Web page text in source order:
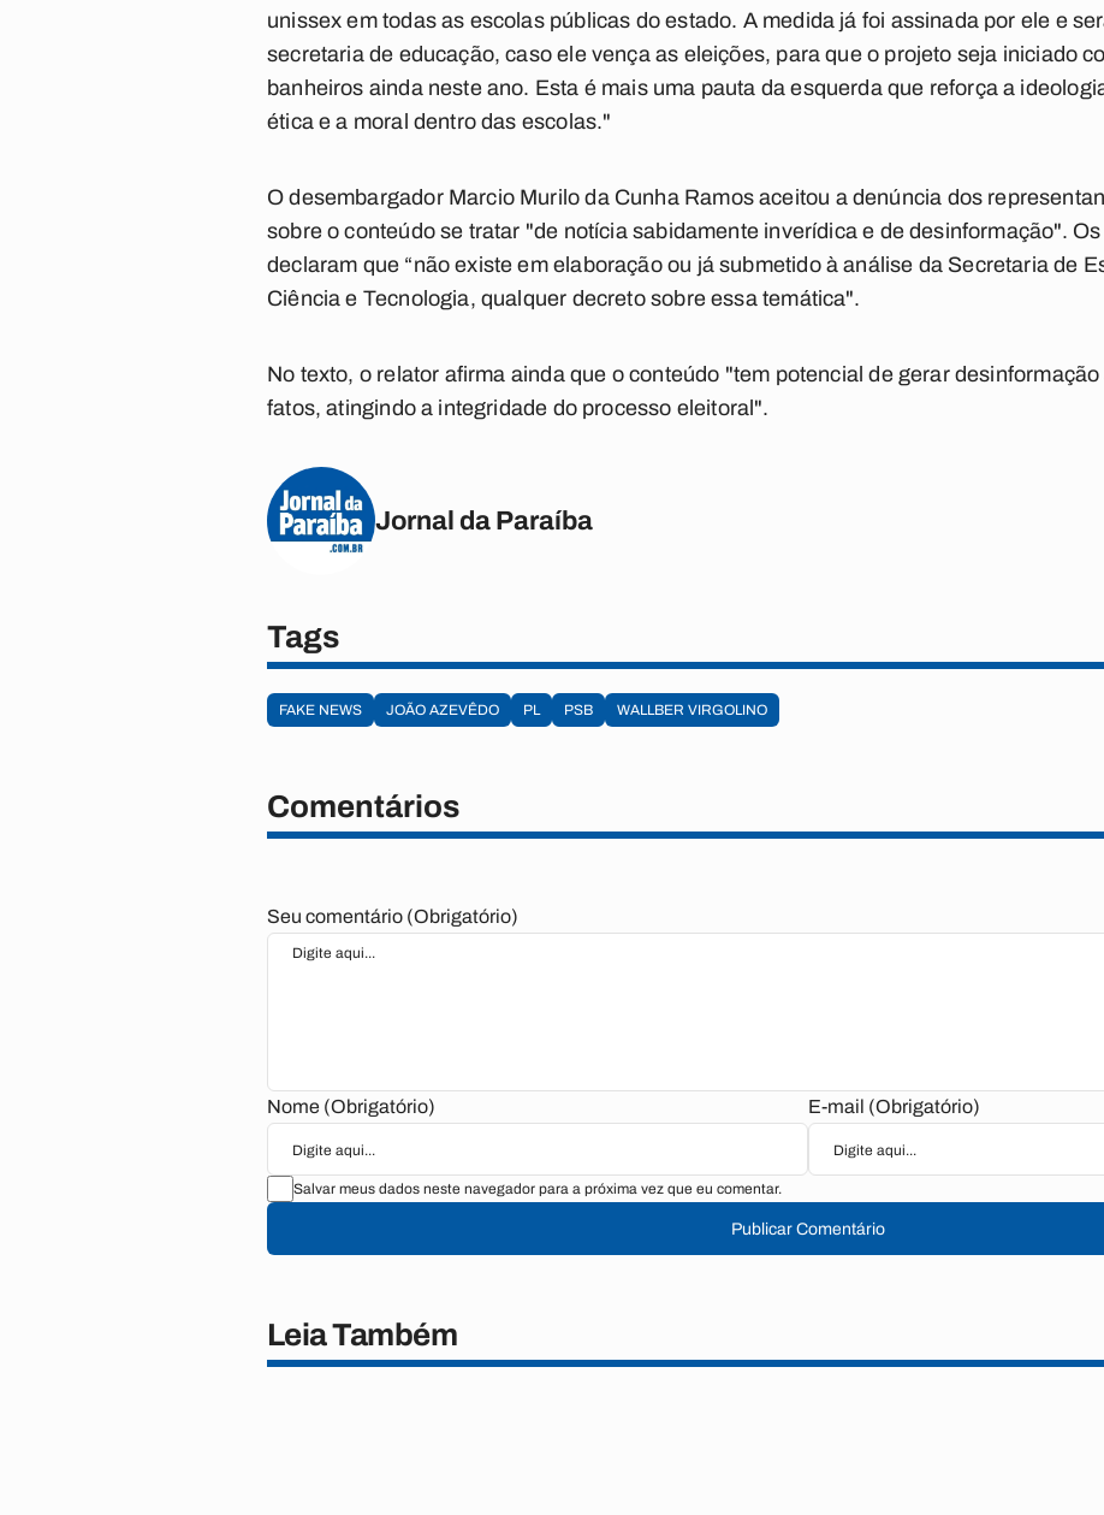
unissex em todas as escolas públicas do estado. A medida já foi assinada por ele e
secretaria de educação, caso ele vença as eleições, para que o projeto seja iniciado
banheiros ainda neste ano. Esta é mais uma pauta da esquerda que reforça a
ética e a moral dentro das escolas."
O desembargador Marcio Murilo da Cunha Ramos aceitou a denúncia dos
sobre o conteúdo se tratar "de notícia sabidamente inverídica e de desinformação".
declaram que “não existe em elaboração ou já submetido à análise da Secretaria de
Ciência e Tecnologia, qualquer decreto sobre essa temática".
No texto, o relator afirma ainda que o conteúdo "tem potencial de gerar
fatos, atingindo a integridade do processo eleitoral".
Jornal da Paraíba
Tags
FAKE NEWS JOÃO AZEVÊDO PL PSB WALLBER VIRGOLINO
Comentários
Seu comentário (Obrigatório)
Nome (Obrigatório) E-mail (Obrigatório)
Salvar meus dados neste navegador para a próxima vez que eu comentar.
Publicar Comentário
Leia Também